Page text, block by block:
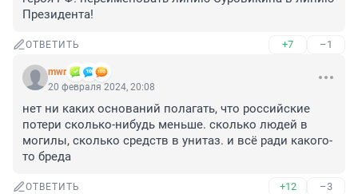
Президента!
ОТВЕТИТЬ +7 –1
mwr
20 февраля 2024, 20:08
нет ни каких оснований полагать, что российские
потери сколько-нибудь меньше. сколько людей в
могилы, сколько средств в унитаз. и всё ради какого-
то бреда
ОТВЕТИТЬ +12 –3